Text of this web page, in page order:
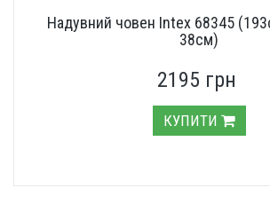
Надувний човен Intex 68345
38см)
2195 грн
КУПИТИ